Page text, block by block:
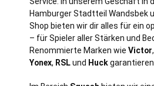
Hamburger Stadtteil Wandsbek
Shop bieten wir dir alles für ein
– für Spieler aller Stärken und
Renommierte Marken wie Victor,
Yonex, RSLund Huck